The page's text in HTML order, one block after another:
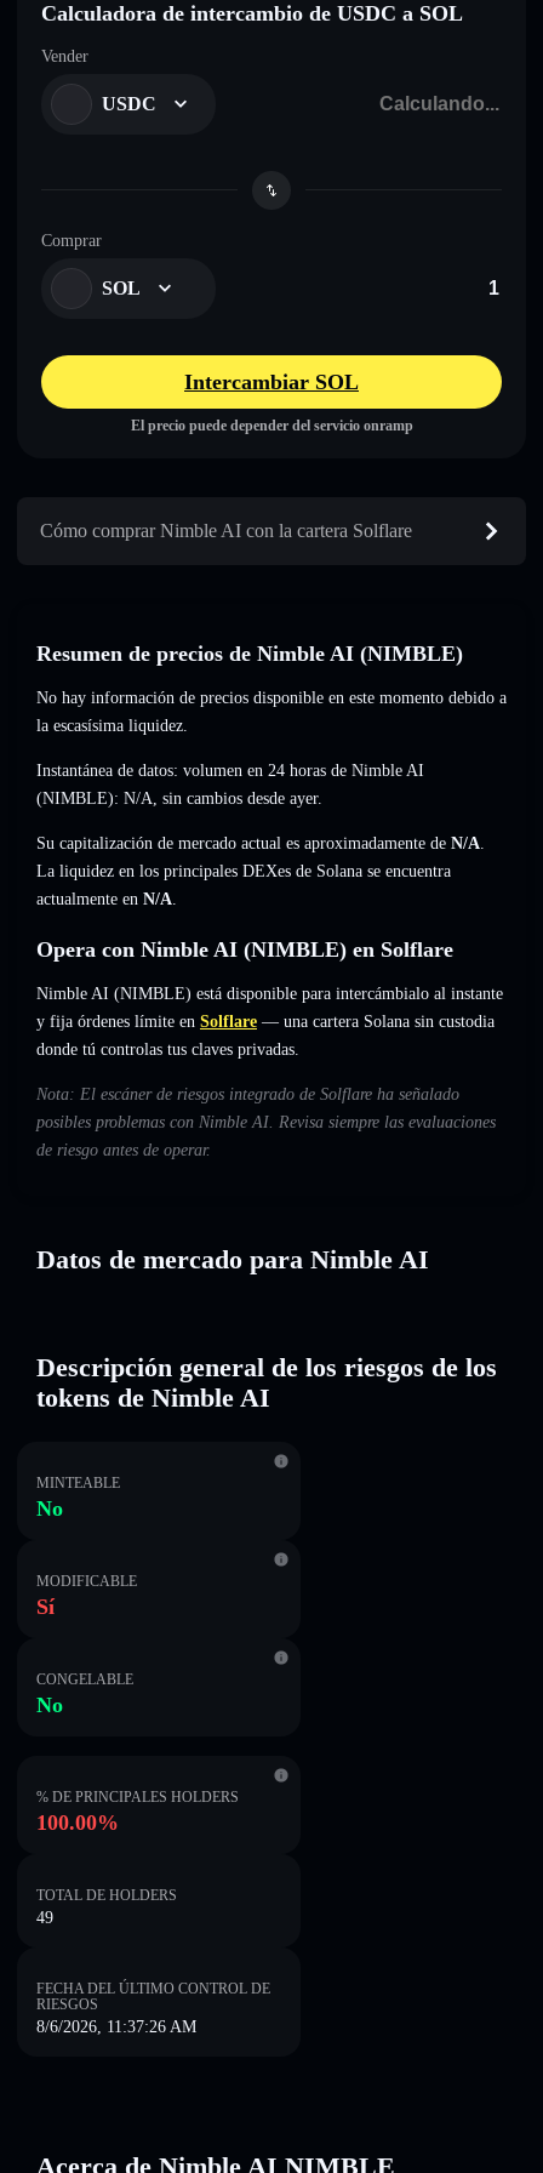
Calculadora de intercambio de USDC a SOL
Vender
USDC
Comprar
SOL
Intercambiar SOL
El precio puede depender del servicio onramp
Cómo comprar Nimble AI con la cartera Solflare
Resumen de precios de Nimble AI (NIMBLE)
No hay información de precios disponible en este momento debido a
la escasísima liquidez.
Instantánea de datos: volumen en 24 horas de Nimble AI
(NIMBLE): N/A, sin cambios desde ayer.
Su capitalización de mercado actual es aproximadamente de N/A.
La liquidez en los principales DEXes de Solana se encuentra
actualmente en N/A.
Opera con Nimble AI (NIMBLE) en Solflare
Nimble AI (NIMBLE) está disponible para intercámbialo al instante
y fija órdenes límite en Solflare — una cartera Solana sin custodia
donde tú controlas tus claves privadas.
Nota: El escáner de riesgos integrado de Solflare ha señalado
posibles problemas con Nimble AI. Revisa siempre las evaluaciones
de riesgo antes de operar.
Datos de mercado para Nimble AI
Descripción general de los riesgos de los
tokens de Nimble AI
MINTEABLE
No
MODIFICABLE
Sí
CONGELABLE
No
% DE PRINCIPALES HOLDERS
100.00%
TOTAL DE HOLDERS
49
FECHA DEL ÚLTIMO CONTROL DE
RIESGOS
8/6/2026, 11:37:26 AM
Acerca de Nimble AI NIMBLE